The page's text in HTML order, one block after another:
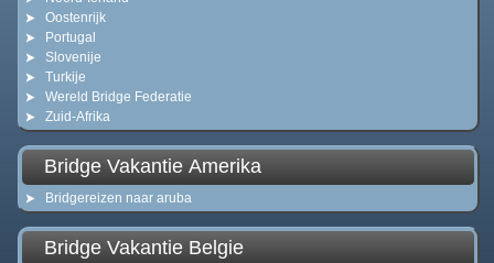
Oostenrijk
Portugal
Slovenije
Turkije
Wereld Bridge Federatie
Zuid-Afrika
Bridge Vakantie Amerika
Bridgereizen naar aruba
Bridge Vakantie Belgie